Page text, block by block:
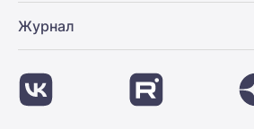
Журнал